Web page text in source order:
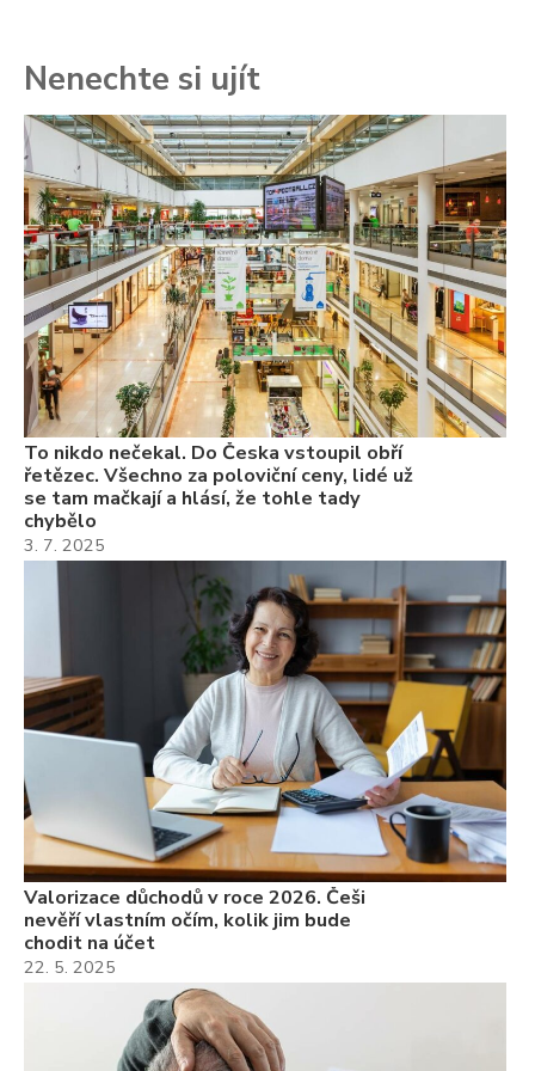
Nenechte si ujít
To nikdo nečekal. Do Česka vstoupil obří
řetězec. Všechno za poloviční ceny, lidé už
se tam mačkají a hlásí, že tohle tady
chybělo
3. 7. 2025
Valorizace důchodů v roce 2026. Češi
nevěří vlastním očím, kolik jim bude
chodit na účet
22. 5. 2025